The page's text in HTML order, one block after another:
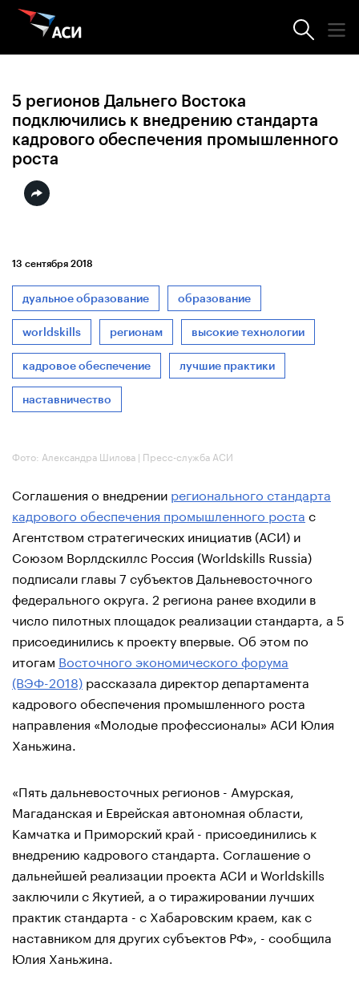
Новости АСИ
5 регионов Дальнего Востока
подключились к внедрению стандарта
кадрового обеспечения промышленного
роста
13 сентября 2018
дуальное образование образование
worldskills регионам высокие технологии
кадровое обеспечение лучшие практики
наставничество
Фото: Александра Шилова | Пресс-служба АСИ
Соглашения о внедрении регионального стандарта
кадрового обеспечения промышленного роста с
Агентством стратегических инициатив (АСИ) и
Союзом Ворлдскиллс Россия (Worldskills Russia)
подписали главы 7 субъектов Дальневосточного
федерального округа. 2 региона ранее входили в
число пилотных площадок реализации стандарта, а 5
присоединились к проекту впервые. Об этом по
итогам Восточного экономического форума
(ВЭФ-2018) рассказала директор департамента
кадрового обеспечения промышленного роста
направления «Молодые профессионалы» АСИ Юлия
Ханьжина.
«Пять дальневосточных регионов - Амурская,
Магаданская и Еврейская автономная области,
Камчатка и Приморский край - присоединились к
внедрению кадрового стандарта. Соглашение о
дальнейшей реализации проекта АСИ и Worldskills
заключили с Якутией, а о тиражировании лучших
практик стандарта - с Хабаровским краем, как с
наставником для других субъектов РФ», - сообщила
Юлия Ханьжина.